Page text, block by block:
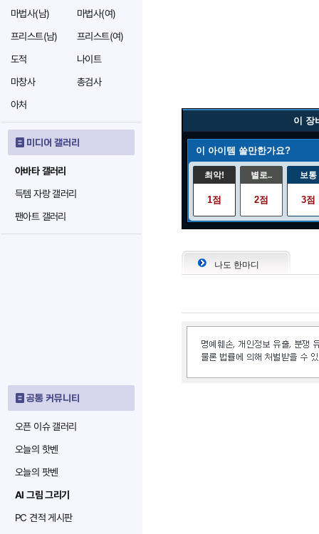
마법사(남)
마법사(여)
프리스트(남)
프리스트(여)
도적
나이트
마창사
총검사
아처
미디어 갤러리
아바타 갤러리
득템 자랑 갤러리
팬아트 갤러리
공통 커뮤니티
오픈 이슈 갤러리
오늘의 핫벤
오늘의 팟벤
AI 그림 그리기
PC 견적 게시판
이 장
이 아이템 쓸만한가요?
최악!
1점
별로..
2점
보통
3점
나도 한마디